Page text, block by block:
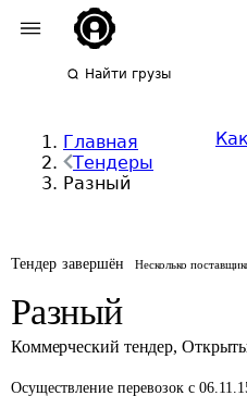
Найти грузы
Главная
Тендеры
Разный
Тендер завершён Несколько
Разный
Коммерческий тендер,
Осуществление перевозок с